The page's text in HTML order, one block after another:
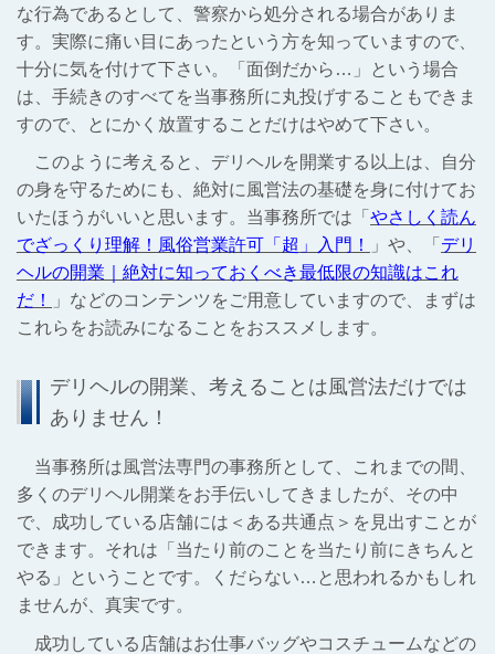
な行為であるとして、警察から処分される場合がありま
す。実際に痛い目にあったという方を知っていますので、
十分に気を付けて下さい。「面倒だから…」という場合
は、手続きのすべてを当事務所に丸投げすることもできま
すので、とにかく放置することだけはやめて下さい。
このように考えると、デリヘルを開業する以上は、自分
の身を守るためにも、絶対に風営法の基礎を身に付けてお
いたほうがいいと思います。当事務所では「 やさしく読ん
でざっくり理解！風俗営業許可「超」入門！
」や、「 デリ
ヘルの開業｜絶対に知っておくべき最低限の知識はこれ
だ！
」などのコンテンツをご用意していますので、まずは
これらをお読みになることをおススメします。
デリヘルの開業、考えることは風営法だけでは
ありません！
当事務所は風営法専門の事務所として、これまでの間、
多くのデリヘル開業をお手伝いしてきましたが、その中
で、成功している店舗には＜ある共通点＞ を見出すことが
できます。 それは「当たり前のことを当たり前にきちんと
やる」ということです。くだらない…と思われるかもしれ
ませんが、真実です。
成功している店舗はお仕事バッグやコスチュームなどの